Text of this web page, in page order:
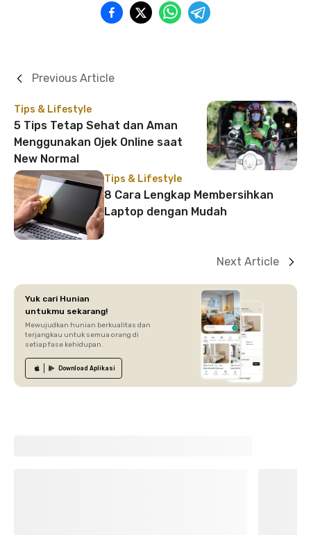
Tips & Lifestyle
5 Tips Tetap Sehat dan Aman
Menggunakan Ojek Online saat
New Normal
Previous Article
Tips & Lifestyle
8 Cara Lengkap Membersihkan
Laptop dengan Mudah
Next Article
Yuk cari Hunian
untukmu sekarang!
Mewujudkan hunian berkualitas dan
terjangkau untuk semua orang di
setiap fase kehidupan.
Download Aplikasi